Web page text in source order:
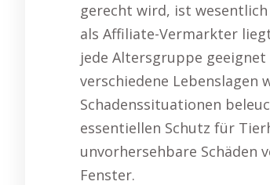
gerecht wird, ist
als Affiliate-Vermarkter
jede Altersgruppe
verschiedene Lebenslagen
Schadenssituationen
essentiellen Schutz für
unvorhersehbare Schäden
Fenster.